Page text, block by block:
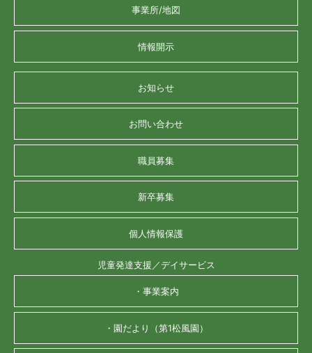
事業所/地図
情報開示
お知らせ
お問い合わせ
職員募集
新卒募集
個人情報保護
児童発達支援／デイサービス
・事業案内
・園だより（第1松風園）